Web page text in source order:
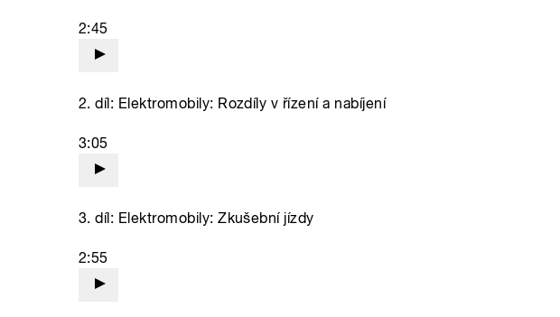
2:45
2. díl: Elektromobily: Rozdíly v řízení a nabíjení
3:05
3. díl: Elektromobily: Zkušební jízdy
2:55